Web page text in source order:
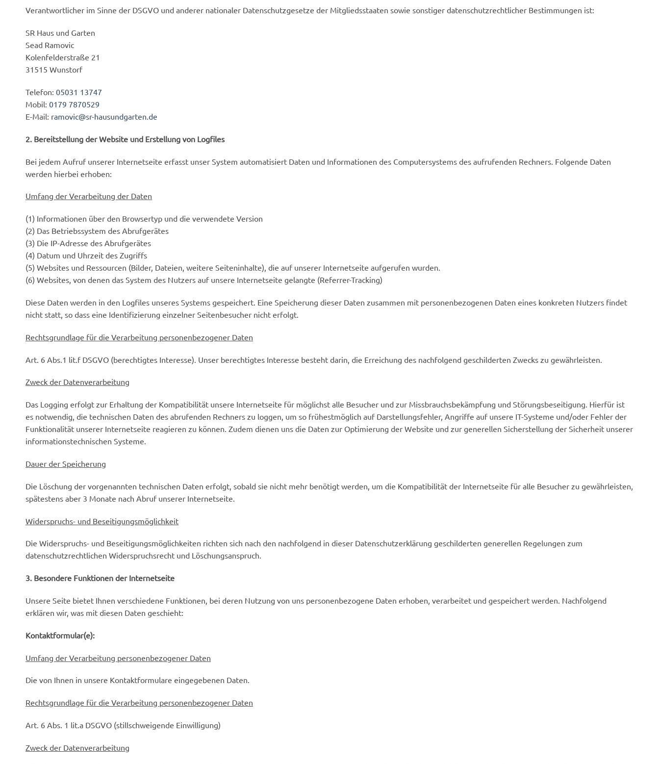
Verantwortlicher im Sinne der DSGVO und anderer nationaler Datenschutzgesetze der Mitgliedsstaaten sowie sonstiger datenschutzrechtlicher Bestimmungen ist:
SR Haus und Garten
Sead Ramovic
Kolenfelderstraße 21
31515 Wunstorf
Telefon: 05031 13747
Mobil: 0179 7870529
E-Mail: ramovic@sr-hausundgarten.de
2. Bereitstellung der Website und Erstellung von Logfiles
Bei jedem Aufruf unserer Internetseite erfasst unser System automatisiert Daten und Informationen des Computersystems des aufrufenden Rechners. Folgende Daten
werden hierbei erhoben:
Umfang der Verarbeitung der Daten
(1) Informationen über den Browsertyp und die verwendete Version
(2) Das Betriebssystem des Abrufgerätes
(3) Die IP-Adresse des Abrufgerätes
(4) Datum und Uhrzeit des Zugriffs
(5) Websites und Ressourcen (Bilder, Dateien, weitere Seiteninhalte), die auf unserer Internetseite aufgerufen wurden.
(6) Websites, von denen das System des Nutzers auf unsere Internetseite gelangte (Referrer-Tracking)
Diese Daten werden in den Logfiles unseres Systems gespeichert. Eine Speicherung dieser Daten zusammen mit personenbezogenen Daten eines konkreten Nutzers findet
nicht statt, so dass eine Identifizierung einzelner Seitenbesucher nicht erfolgt.
Rechtsgrundlage für die Verarbeitung personenbezogener Daten
Art. 6 Abs.1 lit.f DSGVO (berechtigtes Interesse). Unser berechtigtes Interesse besteht darin, die Erreichung des nachfolgend geschilderten Zwecks zu gewährleisten.
Zweck der Datenverarbeitung
Das Logging erfolgt zur Erhaltung der Kompatibilität unsere Internetseite für möglichst alle Besucher und zur Missbrauchsbekämpfung und Störungsbeseitigung. Hierfür ist
es notwendig, die technischen Daten des abrufenden Rechners zu loggen, um so frühestmöglich auf Darstellungsfehler, Angriffe auf unsere IT-Systeme und/oder Fehler der
Funktionalität unserer Internetseite reagieren zu können. Zudem dienen uns die Daten zur Optimierung der Website und zur generellen Sicherstellung der Sicherheit unserer
informationstechnischen Systeme.
Dauer der Speicherung
Die Löschung der vorgenannten technischen Daten erfolgt, sobald sie nicht mehr benötigt werden, um die Kompatibilität der Internetseite für alle Besucher zu gewährleisten,
spätestens aber 3 Monate nach Abruf unserer Internetseite.
Widerspruchs- und Beseitigungsmöglichkeit
Die Widerspruchs- und Beseitigungsmöglichkeiten richten sich nach den nachfolgend in dieser Datenschutzerklärung geschilderten generellen Regelungen zum
datenschutzrechtlichen Widerspruchsrecht und Löschungsanspruch.
3. Besondere Funktionen der Internetseite
Unsere Seite bietet Ihnen verschiedene Funktionen, bei deren Nutzung von uns personenbezogene Daten erhoben, verarbeitet und gespeichert werden. Nachfolgend
erklären wir, was mit diesen Daten geschieht:
Kontaktformular(e):
Umfang der Verarbeitung personenbezogener Daten
Die von Ihnen in unsere Kontaktformulare eingegebenen Daten.
Rechtsgrundlage für die Verarbeitung personenbezogener Daten
Art. 6 Abs. 1 lit.a DSGVO (stillschweigende Einwilligung)
Zweck der Datenverarbeitung